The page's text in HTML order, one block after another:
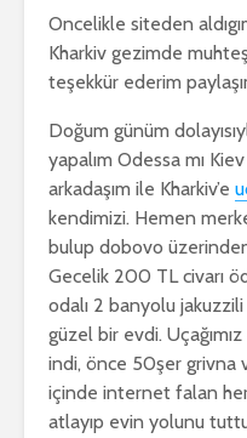
Oncelikle siteden
Kharkiv gezimde
teşekkür ederim
Doğum günüm
yapalım Odessa mı
arkadaşım ile Kharkiv’e
kendimizi. Hemen
bulup dobovo
Gecelik 200 TL civarı
odalı 2 banyolu
güzel bir evdi.
indi, önce 50şer grivna
içinde internet falan
atlayıp evin yolunu